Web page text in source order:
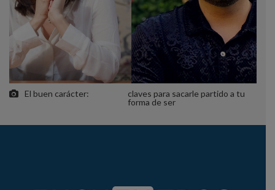
El buen carácter:
claves para sacarle partido a tu
forma de ser